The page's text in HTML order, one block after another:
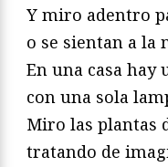
Y miro adentro
o se sientan a la
En una casa hay
con una sola
Miro las plantas
tratando de